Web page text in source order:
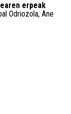
erpeak
Odriozola, Ane